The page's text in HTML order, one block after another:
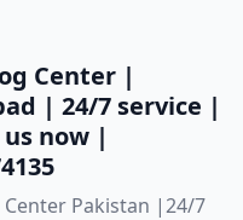
Center |
| 24/7 service |
now |
Pakistan |24/7